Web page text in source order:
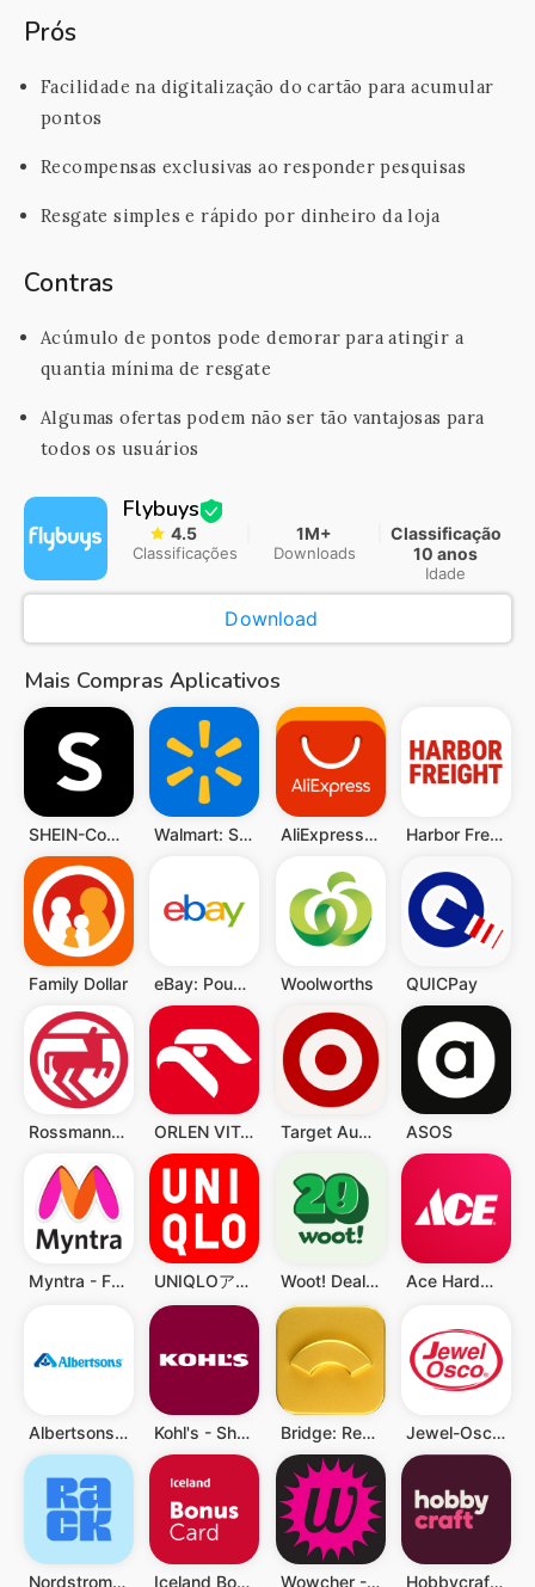
Prós
Facilidade na digitalização do cartão para acumular
pontos
Recompensas exclusivas ao responder pesquisas
Resgate simples e rápido por dinheiro da loja
Contras
Acúmulo de pontos pode demorar para atingir a
quantia mínima de resgate
Algumas ofertas podem não ser tão vantajosas para
todos os usuários
Flybuys
4.5
Classificações
1M+
Downloads
Classificação
10 anos
Idade
Download
Mais Compras Aplicativos
SHEIN-Compras Online Walmart: Shopping & Savings AliExpress: Compras online Harbor Freight Tools
Family Dollar eBay: Poupe e compre Woolworths QUICPay
Rossmann PL ORLEN VITAY Target Australia ASOS
Myntra - Fashion Shopping App UNIQLOアプリ - ユニクロアプリ Woot! Deals and Shenanigans Ace Hardware
Albertsons Deals & Delivery Kohl's - Shopping & Discounts Bridge: Rent Rewards & More Jewel-Osco Deals & Delivery
Nordstrom Rack Iceland Bonus Card Wowcher - UK Deals & eVouchers Hobbycraft: Shop Arts & Crafts